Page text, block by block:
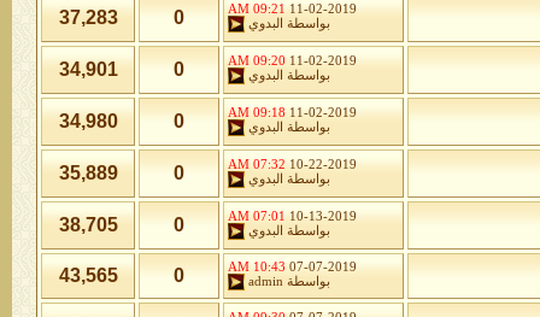
11-02-2019
09:21 AM
بواسطة
البدوي 0
37,283
11-02-2019
09:20 AM
بواسطة
البدوي 0
34,901
11-02-2019
09:18 AM
بواسطة
البدوي 0
34,980
10-22-2019
07:32 AM
بواسطة
البدوي 0
35,889
10-13-2019
07:01 AM
بواسطة
البدوي 0
38,705
07-07-2019
10:43 AM
بواسطة admin
0
43,565